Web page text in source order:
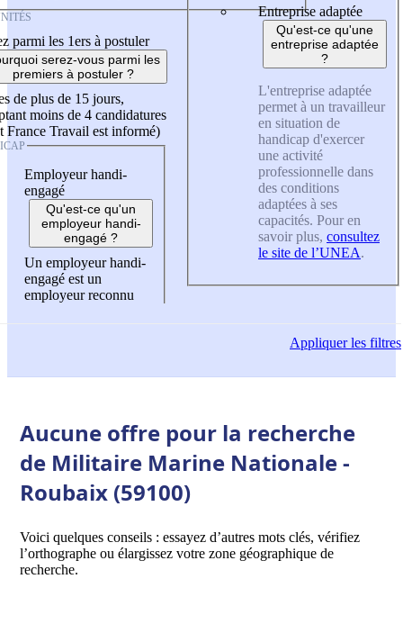
parmi les 1ers à postuler
serez-vous parmi les
premiers à postuler ?
de plus de 15 jours,
moins de 4 candidatures
France Travail est informé)
Employeur handi-
engagé
Qu'est-ce qu'un
employeur handi-
engagé ?
Un employeur handi-
engagé est un
employeur reconnu
Entreprise adaptée
Qu'est-ce qu'une
entreprise adaptée
?
L'entreprise adaptée
permet à un travailleur
en situation de
handicap d'exercer
une activité
professionnelle dans
des conditions
adaptées à ses
capacités. Pour en
savoir plus, consultez
le site de l’UNEA.
Appliquerles filtres
Aucune offre pour la recherche
de Militaire Marine Nationale -
Roubaix (59100)
Voici quelques conseils : essayez d’autres mots clés, vérifiez
l’orthographe ou élargissez votre zone géographique de
recherche.